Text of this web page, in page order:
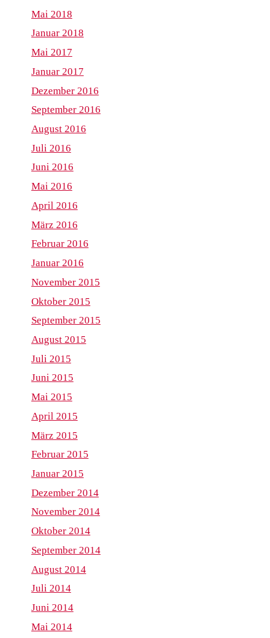
Mai 2018
Januar 2018
Mai 2017
Januar 2017
Dezember 2016
September 2016
August 2016
Juli 2016
Juni 2016
Mai 2016
April 2016
März 2016
Februar 2016
Januar 2016
November 2015
Oktober 2015
September 2015
August 2015
Juli 2015
Juni 2015
Mai 2015
April 2015
März 2015
Februar 2015
Januar 2015
Dezember 2014
November 2014
Oktober 2014
September 2014
August 2014
Juli 2014
Juni 2014
Mai 2014